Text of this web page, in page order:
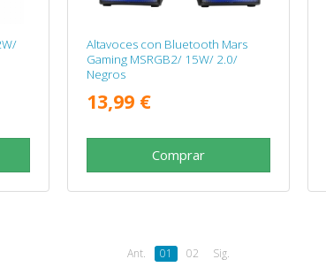
Altavoces con Bluetooth Mars
Gaming MSRGB2/ 15W/ 2.0/
Negros
13,99 €
Comprar
Ant. 01 02 Sig.